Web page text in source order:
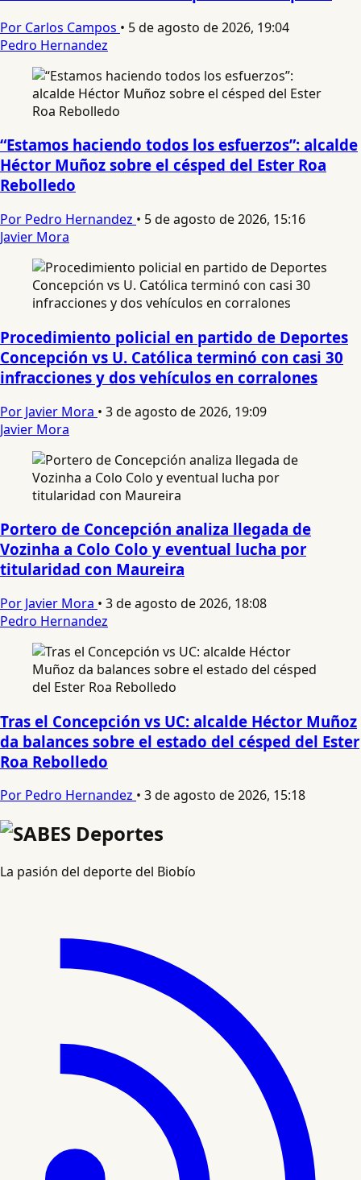
Por Carlos Campos • 5 de agosto de 2026, 19:04
Pedro Hernandez
“Estamos haciendo todos los esfuerzos”: alcalde
Héctor Muñoz sobre el césped del Ester Roa
Rebolledo
Por Pedro Hernandez • 5 de agosto de 2026, 15:16
Javier Mora
Procedimiento policial en partido de Deportes
Concepción vs U. Católica terminó con casi 30
infracciones y dos vehículos en corralones
Por Javier Mora • 3 de agosto de 2026, 19:09
Javier Mora
Portero de Concepción analiza llegada de
Vozinha a Colo Colo y eventual lucha por
titularidad con Maureira
Por Javier Mora • 3 de agosto de 2026, 18:08
Pedro Hernandez
Tras el Concepción vs UC: alcalde Héctor Muñoz
da balances sobre el estado del césped del Ester
Roa Rebolledo
Por Pedro Hernandez • 3 de agosto de 2026, 15:18
La pasión del deporte del Biobío